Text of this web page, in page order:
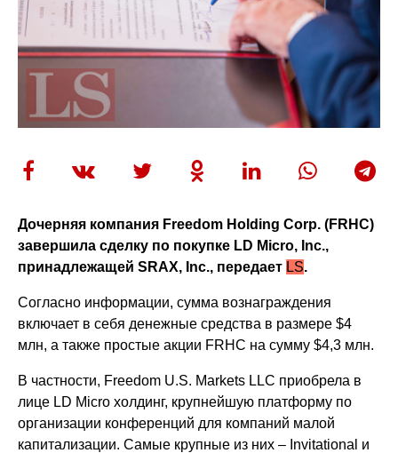
Дочерняя компания Freedom Holding Corp. (FRHC)
завершила сделку по покупке LD Micro, Inc.,
принадлежащей SRAX, Inc., передает LS.
Согласно информации, сумма вознаграждения
включает в себя денежные средства в размере $4
млн, а также простые акции FRHC на сумму $4,3 млн.
В частности, Freedom U.S. Markets LLC приобрела в
лице LD Micro холдинг, крупнейшую платформу по
организации конференций для компаний малой
капитализации. Самые крупные из них – Invitational и